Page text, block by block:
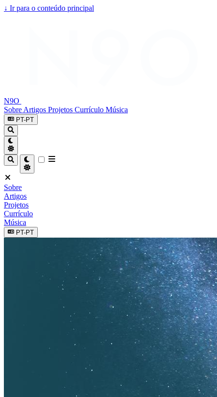
↓ Ir para o conteúdo principal
N9O
Sobre Artigos Projetos Currículo Música
PT-PT
Sobre
Artigos
Projetos
Currículo
Música
PT-PT